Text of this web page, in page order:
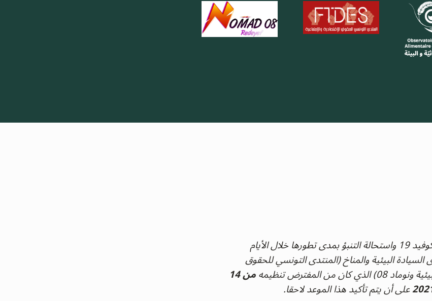
في ظل الأزمة الصحية الحالية الناجمة عن فيروس كوفيد 19 واستحالة التنبؤ بمدى تطورها خلال الأيام
البيئية والمناخ (المنتدى التونسي للحقوق
المفترض تنظيمه من 14
على أن يتم تأكيد هذا الموعد لاحقا.